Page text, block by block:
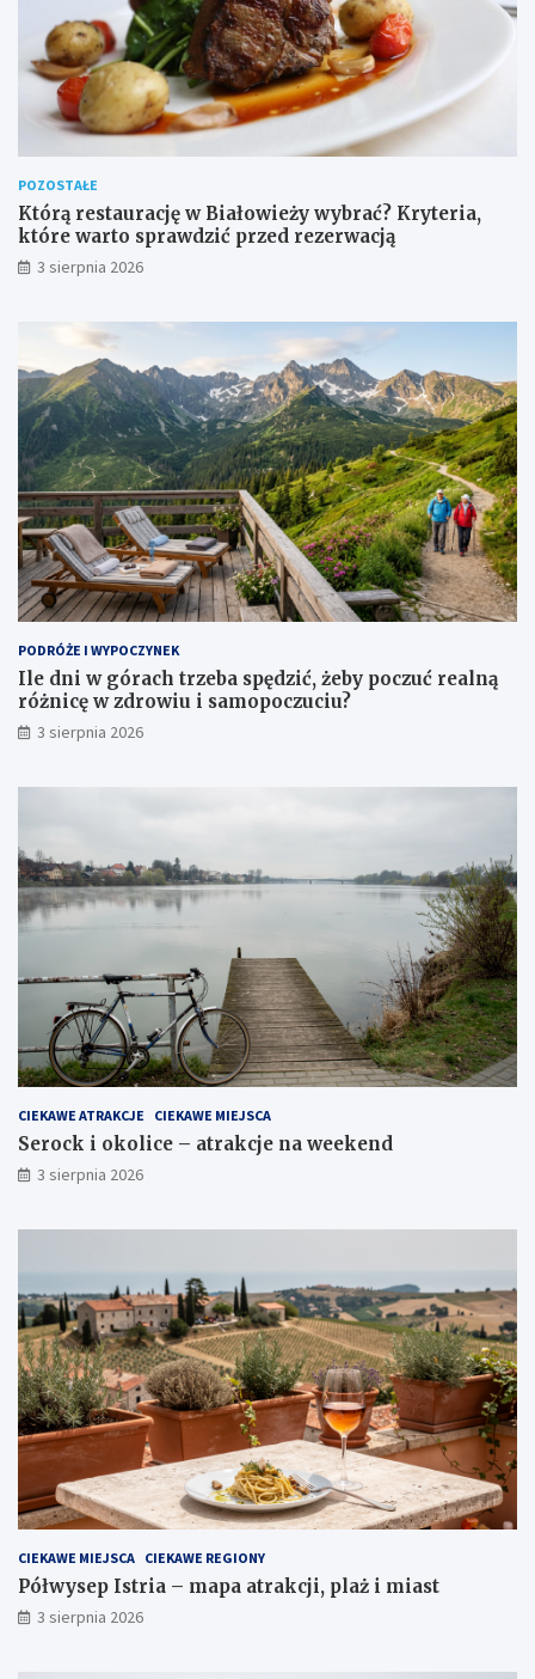
POZOSTAŁE
Którą restaurację w Białowieży wybrać? Kryteria,
które warto sprawdzić przed rezerwacją
3 sierpnia 2026
PODRÓŻE I WYPOCZYNEK
Ile dni w górach trzeba spędzić, żeby poczuć realną
różnicę w zdrowiu i samopoczuciu?
3 sierpnia 2026
CIEKAWE ATRAKCJE CIEKAWE MIEJSCA
Serock i okolice – atrakcje na weekend
3 sierpnia 2026
CIEKAWE MIEJSCA CIEKAWE REGIONY
Półwysep Istria – mapa atrakcji, plaż i miast
3 sierpnia 2026